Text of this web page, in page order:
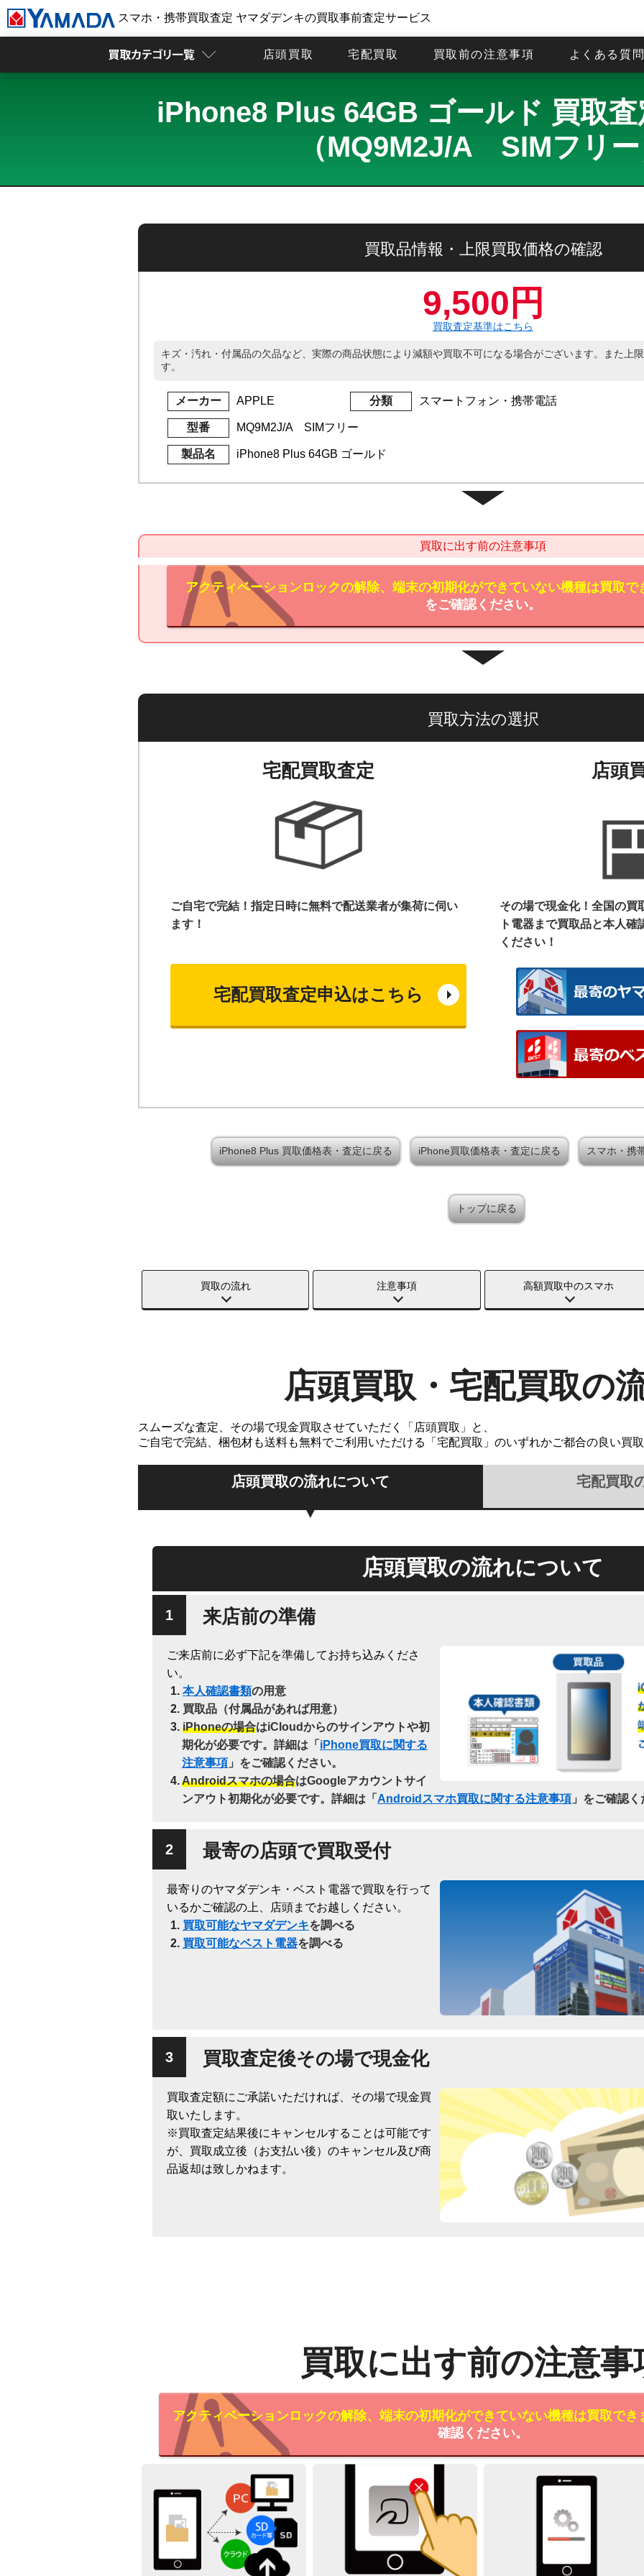
スマホ・携帯買取査定 ヤマダデンキの買取事前査定サービス
店頭買取 宅配買取 買取前の注意事項 よくある質
iPhone8 Plus 64GB ゴールド 買取
（MQ9M2J/A SIMフリ
買取品情報・上限買取価格の確認
9,500円
買取査定基準はこちら
キズ・汚れ・付属品の欠品など、実際の商品状態により減額や買取不可になる場合がございます。また上
す。
メーカー APPLE 分類 スマートフォン・携帯電話
型番 MQ9M2J/A SIMフリー
製品名 iPhone8 Plus 64GB ゴールド
買取に出す前の注意事項
アクティベーションロックの解除、端末の初期化ができていない機種は買取で
をご確認ください。
買取方法の選択
宅配買取査定
ご自宅で完結！指定日時に無料で配送業者が集荷に伺い
ます！
宅配買取査定申込はこちら
店頭
その場で現金化！全国の買
ト電器まで買取品と本人確
ください！
iPhone8 Plus 買取価格表・査定に戻る iPhone買取価格表・査定に戻る スマホ・携
トップに戻る
買取の流れ 注意事項 高額買取中のスマホ
店頭買取・宅配買取の
スムーズな査定、その場で現金買取させていただく「店頭買取」と、
ご自宅で完結、梱包材も送料も無料でご利用いただける「宅配買取」のいずれかご都合の良い買
店頭買取の流れについて 宅配買取
店頭買取の流れについて
来店前の準備
ご来店前に必ず下記を準備してお持ち込みくださ
い。
本人確認書類の用意
買取品（付属品があれば用意）
iPhoneの場合はiCloudからのサインアウトや初
期化が必要です。詳細は「 iPhone買取に関する
注意事項 」をご確認ください。
Androidスマホの場合はGoogleアカウントサイ
ンアウト初期化が必要です。詳細は「 Androidスマホ買取に関する注意事項 」をご確認
最寄の店頭で買取受付
最寄りのヤマダデンキ・ベスト電器で買取を行って
いるかご確認の上、店頭までお越しください。
買取可能なヤマダデンキを調べる
買取可能なベスト電器を調べる
買取査定後その場で現金化
買取査定額にご承諾いただければ、その場で現金買
取いたします。
※買取査定結果後にキャンセルすることは可能です
が、買取成立後（お支払い後）のキャンセル及び商
品返却は致しかねます。
買取に出す前の注意事
アクティベーションロックの解除、端末の初期化ができていない機種は買取でき
確認ください。